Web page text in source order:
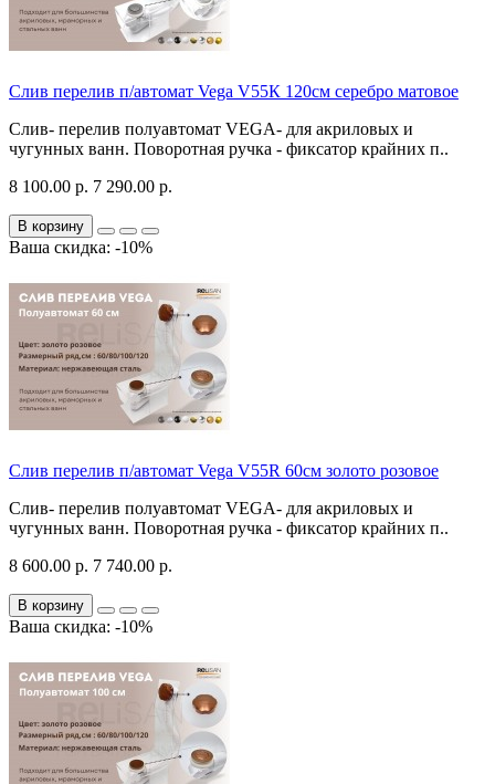
Слив перелив п/автомат Vega V55К 120см серебро матовое
Слив- перелив полуавтомат VEGA- для акриловых и
чугунных ванн. Поворотная ручка - фиксатор крайних п..
8 100.00 р. 7 290.00 р.
В корзину
Ваша скидка: -10%
Слив перелив п/автомат Vega V55R 60см золото розовое
Слив- перелив полуавтомат VEGA- для акриловых и
чугунных ванн. Поворотная ручка - фиксатор крайних п..
8 600.00 р. 7 740.00 р.
В корзину
Ваша скидка: -10%